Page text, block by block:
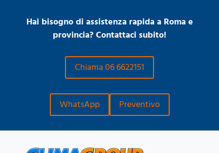
Hai bisogno di assistenza rapida a Roma e
provincia? Contattaci subito!
Chiama 06 6622151
WhatsApp Preventivo